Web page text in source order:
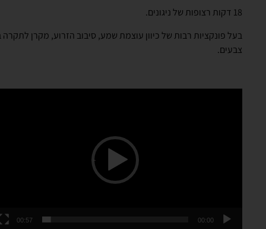
בעל פונקציות רבות של כיוון עוצמת שמע, סיבוב הזרוע, מקרן לתקרה ב3
צבעים.
00:00